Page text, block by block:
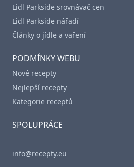
Lidl Parkside srovnávač cen
Lidl Parkside nářadí
Články o jídle a vaření
PODMÍNKY WEBU
Nové recepty
Nejlepší recepty
Kategorie receptů
SPOLUPRÁCE
info@recepty.eu